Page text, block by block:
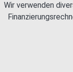
Wir verwenden